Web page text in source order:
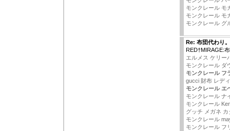
モンクレール モ
モンクレール モ
モンクレール グ
Re: 布団代わり。
RED†MIRAGE:
エルメス ケリー
モンクレール ダ
モンクレール フ
gucci 財布 レデ
モンクレール エ
モンクレール ナ
モンクレール
グッチ メガネ カ
モンクレール
モンクレール フ